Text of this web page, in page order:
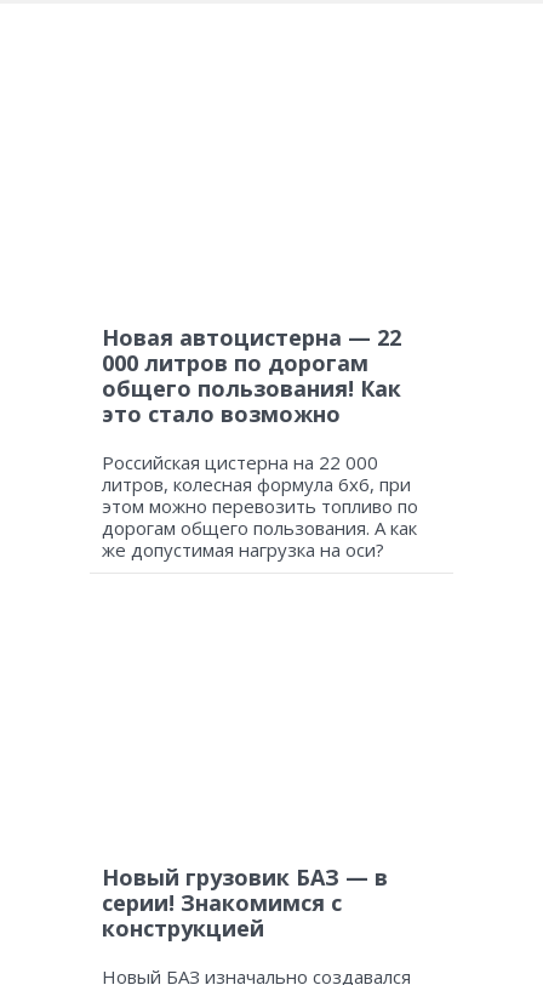
Новая автоцистерна — 22
000 литров по дорогам
общего пользования! Как
это стало возможно
Российская цистерна на 22 000
литров, колесная формула 6х6, при
этом можно перевозить топливо по
дорогам общего пользования. А как
же допустимая нагрузка на оси?
Новый грузовик БАЗ — в
серии! Знакомимся с
конструкцией
Новый БАЗ изначально создавался